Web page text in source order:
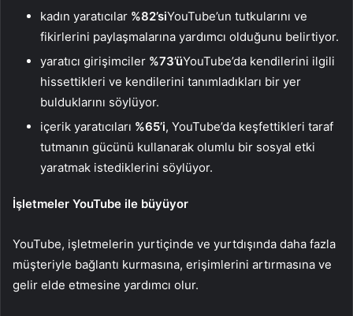
kadın yaratıcılar %82’siYouTube’un tutkularını ve
fikirlerini paylaşmalarına yardımcı olduğunu belirtiyor.
yaratıcı girişimciler %73’üYouTube’da kendilerini ilgili
hissettikleri ve kendilerini tanımladıkları bir yer
bulduklarını söylüyor.
içerik yaratıcıları %65’i, YouTube’da keşfettikleri taraf
tutmanın gücünü kullanarak olumlu bir sosyal etki
yaratmak istediklerini söylüyor.
İşletmeler YouTube ile büyüyor
YouTube, işletmelerin yurtiçinde ve yurtdışında daha fazla
müşteriyle bağlantı kurmasına, erişimlerini artırmasına ve
gelir elde etmesine yardımcı olur.